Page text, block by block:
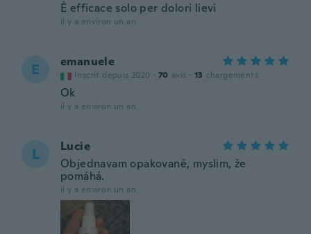
È efficace solo per dolori lievi
il y a environ un an
E emanuele
Inscrit depuis 2020 · 70 avis · 13 chargements
Ok
il y a environ un an
L
Lucie
Objednavam opakovaně, myslim, že
pomáhá.
il y a environ un an